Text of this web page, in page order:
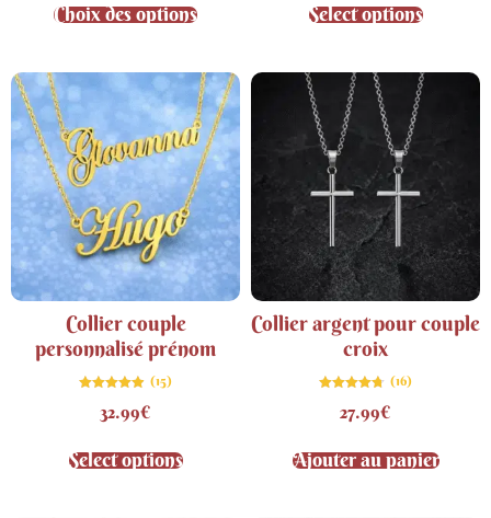
Choix des options Select options
Collier couple
personnalisé prénom
4.87
sur 5
(15)
32.99€
Select options
Collier argent pour couple
croix
4.75
sur 5
(16)
27.99€
Ajouter au panier